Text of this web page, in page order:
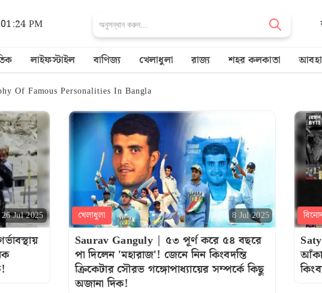
PM
লাইফস্টাইল বাণিজ্য খেলাধুলা রাজ্য শহর কলকাতা
Of Famous Personalities In Bangla
26 Jul 2025 খেলাধুলা 8 Jul 2025
Saurav Ganguly | ৫৩ পূর্ণ করে ৫৪ বছরে
পা দিলেন 'মহারাজ'! জেনে নিন কিংবদন্তি
ক্রিকেটার সৌরভ গঙ্গোপাধ্যায়ের সম্পর্কে কিছু
অজানা দিক!